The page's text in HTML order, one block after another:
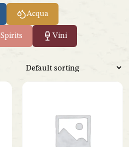
Acqua
Spirits Vini